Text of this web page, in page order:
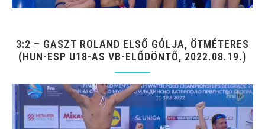
3:2 – GASZT ROLAND ELSŐ GÓLJA, ÖTMÉTERES
(HUN-ESP U18-AS VB-ELŐDÖNTŐ, 2022.08.19.)